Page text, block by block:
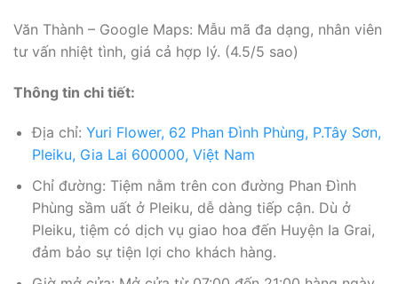
Văn Thành – Google Maps: Mẫu mã đa dạng, nhân viên
tư vấn nhiệt tình, giá cả hợp lý. (4.5/5 sao)
Thông tin chi tiết:
Địa chỉ: Yuri Flower, 62 Phan Đình Phùng, P.Tây Sơn,
Pleiku, Gia Lai 600000, Việt Nam
Chỉ đường: Tiệm nằm trên con đường Phan Đình
Phùng sầm uất ở Pleiku, dễ dàng tiếp cận. Dù ở
Pleiku, tiệm có dịch vụ giao hoa đến Huyện Ia Grai,
đảm bảo sự tiện lợi cho khách hàng.